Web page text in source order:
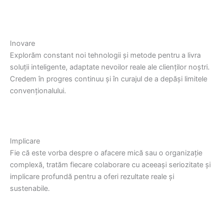
Inovare
Explorăm constant noi tehnologii și metode pentru a livra
soluții inteligente, adaptate nevoilor reale ale clienților noștri.
Credem în progres continuu și în curajul de a depăși limitele
convenționalului.
Implicare
Fie că este vorba despre o afacere mică sau o organizație
complexă, tratăm fiecare colaborare cu aceeași seriozitate și
implicare profundă pentru a oferi rezultate reale și
sustenabile.